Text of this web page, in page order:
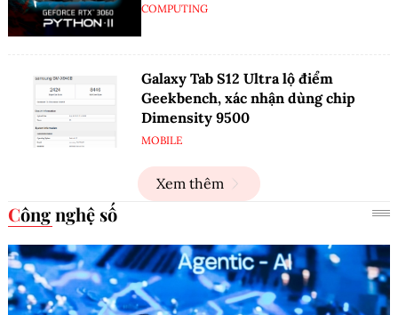
COMPUTING
Galaxy Tab S12 Ultra lộ điểm
Geekbench, xác nhận dùng chip
Dimensity 9500
MOBILE
Xem thêm
Công nghệ số